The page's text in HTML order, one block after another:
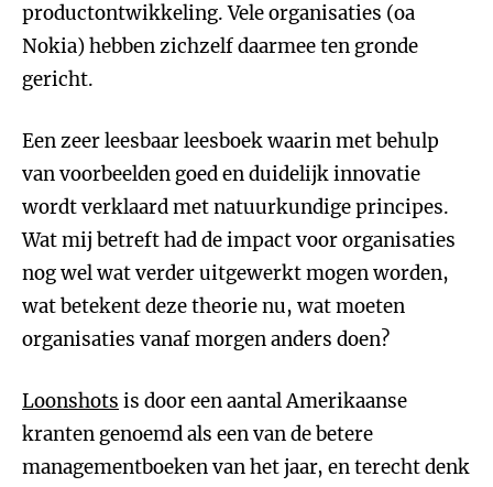
productontwikkeling. Vele organisaties (oa
Nokia) hebben zichzelf daarmee ten gronde
gericht.
Een zeer leesbaar leesboek waarin met behulp
van voorbeelden goed en duidelijk innovatie
wordt verklaard met natuurkundige principes.
Wat mij betreft had de impact voor organisaties
nog wel wat verder uitgewerkt mogen worden,
wat betekent deze theorie nu, wat moeten
organisaties vanaf morgen anders doen?
Loonshots is door een aantal Amerikaanse
kranten genoemd als een van de betere
managementboeken van het jaar, en terecht denk